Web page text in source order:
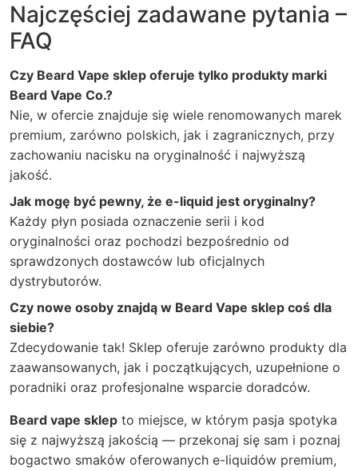
Najczęściej zadawane pytania –
FAQ
Czy Beard Vape sklep oferuje tylko produkty marki
Beard Vape Co.?
Nie, w ofercie znajduje się wiele renomowanych marek
premium, zarówno polskich, jak i zagranicznych, przy
zachowaniu nacisku na oryginalność i najwyższą
jakość.
Jak mogę być pewny, że e-liquid jest oryginalny?
Każdy płyn posiada oznaczenie serii i kod
oryginalności oraz pochodzi bezpośrednio od
sprawdzonych dostawców lub oficjalnych
dystrybutorów.
Czy nowe osoby znajdą w Beard Vape sklep coś dla
siebie?
Zdecydowanie tak! Sklep oferuje zarówno produkty dla
zaawansowanych, jak i początkujących, uzupełnione o
poradniki oraz profesjonalne wsparcie doradców.
Beard vape sklep to miejsce, w którym pasja spotyka
się z najwyższą jakością — przekonaj się sam i poznaj
bogactwo smaków oferowanych e-liquidów premium,